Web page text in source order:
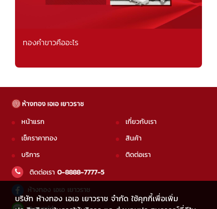
ทองคำขาวคืออะไร
บริษัท ห้างทอง เอเอ เยาวราช จำกัด ใช้คุกกี้เพื่อเพิ่ม
หน้าแรก
เช็คราคาทอง
บริการ
เกี่ยวกับเรา
สินค้า
ติดต่อเรา
ติดต่อเรา 0-8888-7777-5
ห้างทอง เอเอ เยาวราช